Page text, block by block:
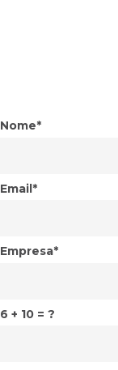
Nome*
Email*
Empresa*
6 + 10 = ?